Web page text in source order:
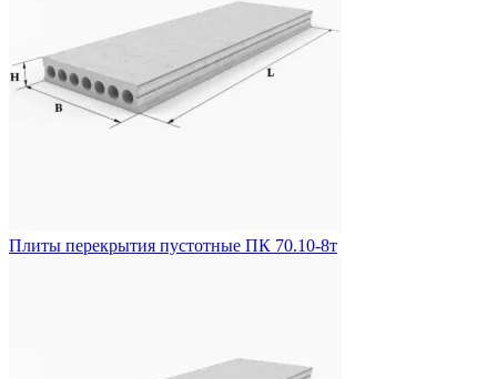
Плиты перекрытия пустотные ПК 70.10-8т